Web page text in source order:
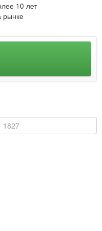
10 лет
рынке